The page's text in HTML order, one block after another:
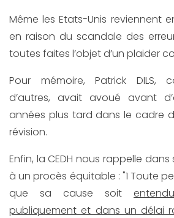
Même les Etats-Unis reviennent
en raison du scandale des
toutes faites l’objet d’un plaider
Pour mémoire, Patrick DILS,
d’autres, avait avoué avant
années plus tard dans le cadre
révision.
Enfin, la CEDH nous rappelle
à un procès équitable : "1 Toute
que sa cause soit
publiquement et dans un délai